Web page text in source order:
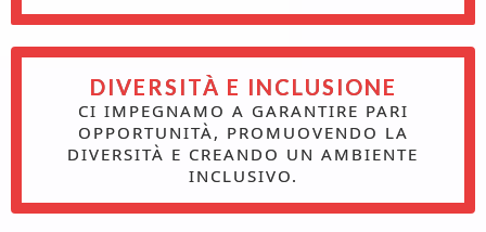
DIVERSITÀ E INCLUSIONE
CI IMPEGNAMO A GARANTIRE PARI
OPPORTUNITÀ, PROMUOVENDO LA
DIVERSITÀ E CREANDO UN AMBIENTE
INCLUSIVO.